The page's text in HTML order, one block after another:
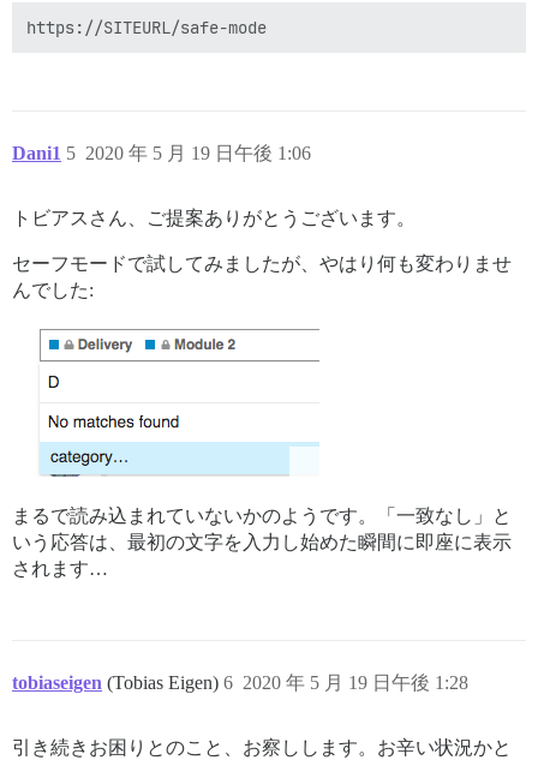
Dani1 2020 年 5 月 19 日午後 1:06
5
トビアスさん、ご提案ありがとうございます。
セーフモードで試してみましたが、やはり何も変わりませ
んでした:
まるで読み込まれていないかのようです。「一致なし」と
いう応答は、最初の文字を入力し始めた瞬間に即座に表示
されます…
tobiaseigen (Tobias Eigen) 2020 年 5 月 19 日午後 1:28
6
引き続きお困りとのこと、お察しします。お辛い状況かと